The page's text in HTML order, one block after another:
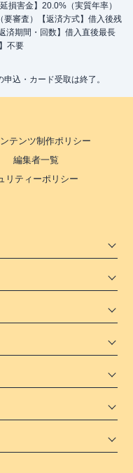
損害金】20.0%（実質年率）
要審査）【返済方式】借入後残
済期間・回数】借入直後最長
不要
込・カード受取は終了。
テンツ制作ポリシー
編集者一覧
リティーポリシー